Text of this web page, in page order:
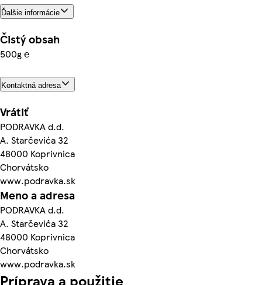
Ďalšie informácie
Čistý obsah
500g ℮
Kontaktná adresa
Vrátiť
PODRAVKA d.d.
A. Starčevića 32
48000 Koprivnica
Chorvátsko
www.podravka.sk
Meno a adresa
PODRAVKA d.d.
A. Starčevića 32
48000 Koprivnica
Chorvátsko
www.podravka.sk
Príprava a použitie